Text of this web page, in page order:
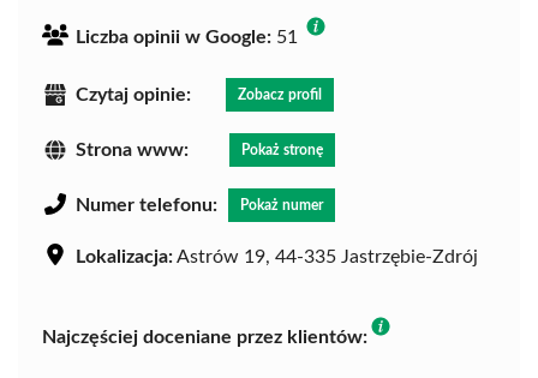
Liczba opinii w Google: 51
Czytaj opinie: Zobacz profil
Strona www: Pokaż stronę
Numer telefonu: Pokaż numer
Lokalizacja:Astrów 19, 44-335 Jastrzębie-Zdrój
Najczęściej doceniane przez klientów: